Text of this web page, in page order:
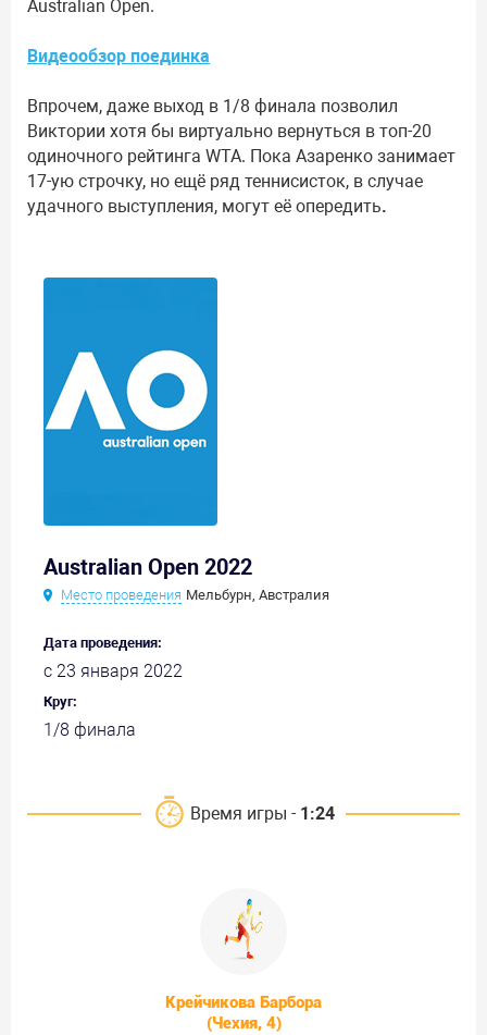
Australian Open.
Видеообзор поединка
Впрочем, даже выход в 1/8 финала позволил
Виктории хотя бы виртуально вернуться в топ-20
одиночного рейтинга WTA. Пока Азаренко занимает
17-ую строчку, но ещё ряд теннисисток, в случае
удачного выступления, могут её опередить.
Australian Open 2022
Место проведения Мельбурн, Австралия
Дата проведения:
с 23 января 2022
Круг:
1/8 финала
Время игры - 1:24
Крейчикова Барбора
(Чехия, 4)